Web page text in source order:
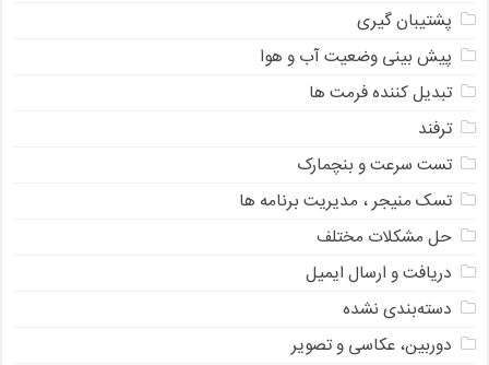
پشتیبان گیری
پیش بینی وضعیت آب و هوا
تبدیل کننده فرمت ها
ترفند
تست سرعت و بنچمارک
تسک منیجر ، مدیریت برنامه ها
حل مشکلات مختلف
دریافت و ارسال ایمیل
دسته‌بندی نشده
دوربین، عکاسی و تصویر